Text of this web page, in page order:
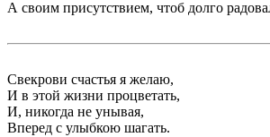
А своим присутствием, чтоб долго
Свекрови счастья я желаю,
И в этой жизни процветать,
И, никогда не унывая,
Вперед с улыбкою шагать.